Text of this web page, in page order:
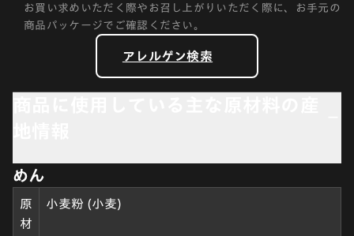
お買い求めいただく際やお召し上がりいただく際に、お手元の
商品パッケージでご確認ください。
アレルゲン検索
めん
原
材
小麦粉 (小麦)